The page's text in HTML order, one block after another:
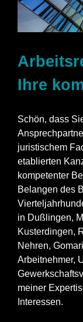
Ihre
Schön, dass
juristischem
etablierten
kompetenter
Belangen des
in Dußlingen,
Kusterdingen,
Nehren,
Arbeitnehmer,
meiner
Interessen.